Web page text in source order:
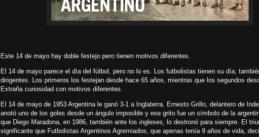
Este 14 de mayo hay doble festejo pero tienen motivos diferentes.
El 14 de mayo parece el día del fútbol, pero no lo es. Los futbolistas tienen su día,
dirigentes. Los primeros los festejan desde hace 65 años, mientras que los segundos
Extraña curiosidad con motivos diferentes.
El 14 de mayo de 1953 Argentina le ganó 3-1 a Inglaterra. Ernesto Grillo, delantero de
anotó uno de los goles desde un ángulo imposible y ese grito fue un símbolo de la
que Diego Maradona, en 1986, también ante los ingleses, lo destronó para siempre. El
significante que Futbolistas Argentinos Agremiados, que apenas tenía 9 años de vida,